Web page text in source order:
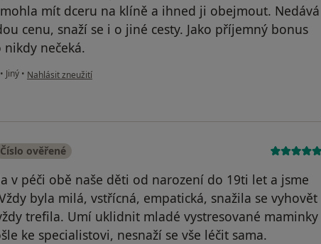
mít dceru na klíně a ihned ji obejmout. Nedává
cenu, snaží se i o jiné cesty. Jako příjemný bonus
nikdy nečeká.
• Jiný • podle názoru uživatele MN
Nahlásit zneužití
Číslo ověřené
v péči obě naše děti od narození do 19ti let a jsme
byla milá, vstřícná, empatická, snažila se vyhovět
trefila. Umí uklidnit mladé vystresované maminky
ke specialistovi, nesnaží se vše léčit sama.